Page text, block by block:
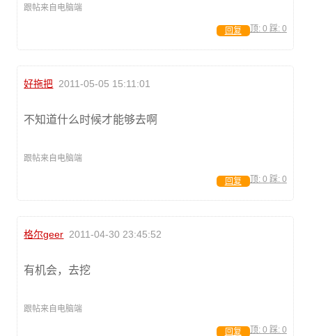
跟帖来自电脑端
顶: 0 踩: 0
回复
好拖把 2011-05-05 15:11:01
不知道什么时候才能够去啊
跟帖来自电脑端
顶: 0 踩: 0
回复
格尔geer 2011-04-30 23:45:52
有机会，去挖
跟帖来自电脑端
顶: 0 踩: 0
回复